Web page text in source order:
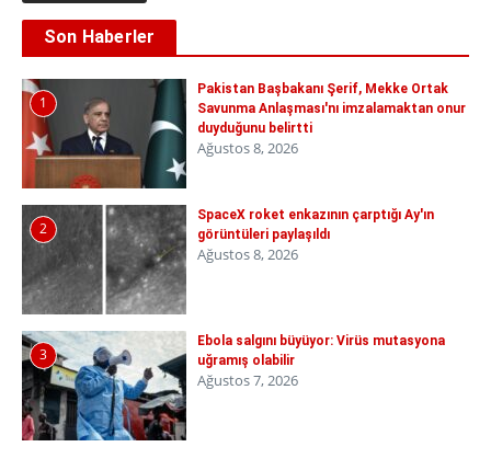
Son Haberler
1
Pakistan Başbakanı Şerif, Mekke Ortak
Savunma Anlaşması'nı imzalamaktan onur
duyduğunu belirtti
Ağustos 8, 2026
2
SpaceX roket enkazının çarptığı Ay'ın
görüntüleri paylaşıldı
Ağustos 8, 2026
3
Ebola salgını büyüyor: Virüs mutasyona
uğramış olabilir
Ağustos 7, 2026